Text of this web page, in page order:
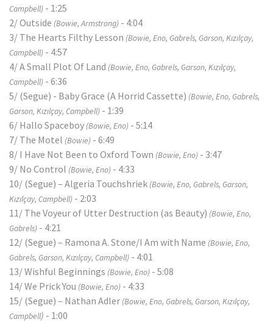
Campbell) - 1:25
2/ Outside (Bowie, Armstrong) - 4:04
3/ The Hearts Filthy Lesson (Bowie, Eno, Gabrels, Garson, Kızılçay,
Campbell) - 4:57
4/ A Small Plot Of Land (Bowie, Eno, Gabrels, Garson, Kızılçay,
Campbell) - 6:36
5/ (Segue) - Baby Grace (A Horrid Cassette) (Bowie, Eno, Gabrels,
Garson, Kızılçay, Campbell) - 1:39
6/ Hallo Spaceboy (Bowie, Eno) - 5:14
7/ The Motel (Bowie) - 6:49
8/ I Have Not Been to Oxford Town (Bowie, Eno) - 3:47
9/ No Control (Bowie, Eno) - 4:33
10/ (Segue) – Algeria Touchshriek (Bowie, Eno, Gabrels, Garson,
Kızılçay, Campbell) - 2:03
11/ The Voyeur of Utter Destruction (as Beauty) (Bowie, Eno,
Gabrels) - 4:21
12/ (Segue) – Ramona A. Stone/I Am with Name (Bowie, Eno,
Gabrels, Garson, Kızılçay, Campbell) - 4:01
13/ Wishful Beginnings (Bowie, Eno) - 5:08
14/ We Prick You (Bowie, Eno) - 4:33
15/ (Segue) – Nathan Adler (Bowie, Eno, Gabrels, Garson, Kızılçay,
Campbell) - 1:00